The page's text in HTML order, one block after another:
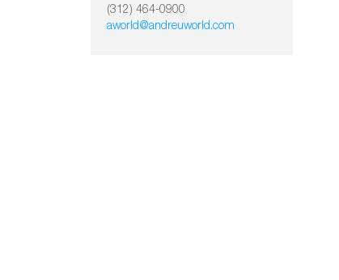
(312) 464-0900
aworld@andreuworld.com